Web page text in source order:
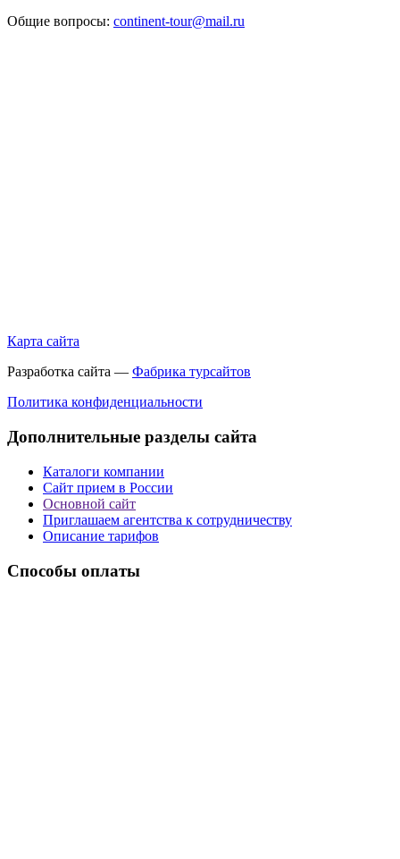
Общие вопросы: continent-tour@mail.ru
Карта сайта
Разработка сайта — Фабрика турсайтов
Политика конфиденциальности
Дополнительные разделы сайта
Каталоги компании
Сайт прием в России
Основной сайт
Приглашаем агентства к сотрудничеству
Описание тарифов
Способы оплаты